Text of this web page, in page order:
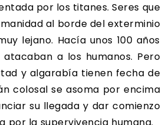
por los titanes. Seres que
al borde del exterminio
lejano. Hacía unos 100 años
a los humanos. Pero
y algarabía tienen fecha de
colosal se asoma por encima
su llegada y dar comienzo